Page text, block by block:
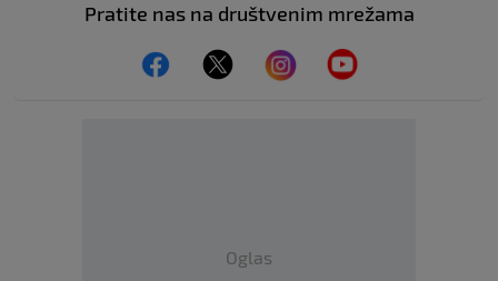
Pratite nas na društvenim mrežama
Oglas